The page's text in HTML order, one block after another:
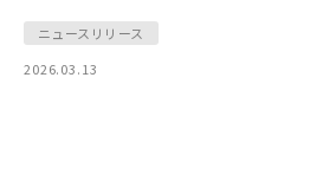
ニュースリリース
2026.03.13